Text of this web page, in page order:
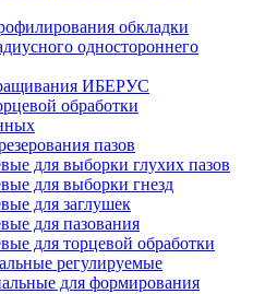
обкладки
одностороннего
ИБЕРУС
обработки
пазов
для выборки глухих пазов
для выборки гнезд
для заглушек
для пазования
для торцевой обработки
регулируемые
для формирования